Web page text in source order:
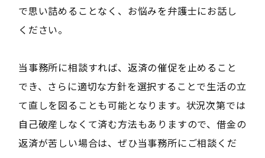
で思い詰めることなく、お悩みを弁護士にお話し
ください。
当事務所に相談すれば、返済の催促を止めること
でき、さらに適切な方針を選択することで生活の立
て直しを図ることも可能となります。状況次第では
自己破産しなくて済む方法もありますので、借金の
返済が苦しい場合は、ぜひ当事務所にご相談くだ